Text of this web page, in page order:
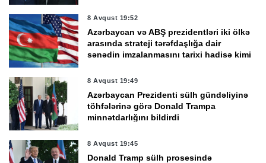
8 Avqust 19:52
Azərbaycan və ABŞ prezidentləri iki ölkə
arasında strateji tərəfdaşlığa dair
sənədin imzalanmasını tarixi hadisə kimi
8 Avqust 19:49
Azərbaycan Prezidenti sülh gündəliyinə
töhfələrinə görə Donald Trampa
minnətdarlığını bildirdi
8 Avqust 19:45
Donald Tramp sülh prosesində